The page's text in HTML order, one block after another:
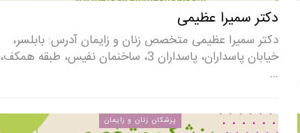
دکتر سمیرا عظیمی
دکتر سمیرا عظیمی متخصص زنان و زایمان آدرس: بابلسر،
خیابان پاسداران، پاسداران 3، ساخنمان نفیس، طبقه همکف،
…
پزشکان زنان و زایمان